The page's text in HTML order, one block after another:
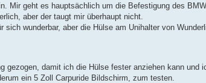
Mir geht es hauptsächlich um die Befestigung des
aber der taugt mir überhaupt nicht.
wunderbar, aber die Hülse am Unihalter von
gezogen, damit ich die Hülse fester anziehen kann und
ein 5 Zoll Carpuride Bildschirm, zum testen.